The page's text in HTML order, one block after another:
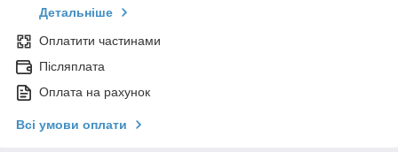
Детальніше
Оплатити частинами
Післяплата
Оплата на рахунок
Всі умови оплати